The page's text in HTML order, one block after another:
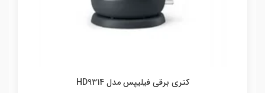
کتری برقی فیلیپس مدل HD9314